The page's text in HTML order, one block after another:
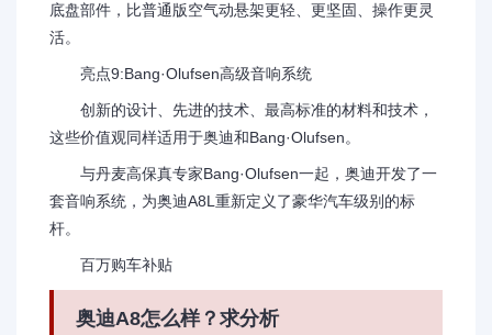
底盘部件，比普通版空气动悬架更轻、更坚固、操作更灵
活。
亮点9:Bang·Olufsen高级音响系统
创新的设计、先进的技术、最高标准的材料和技术，
这些价值观同样适用于奥迪和Bang·Olufsen。
与丹麦高保真专家Bang·Olufsen一起，奥迪开发了一
套音响系统，为奥迪A8L重新定义了豪华汽车级别的标
杆。
百万购车补贴
奥迪A8怎么样？求分析